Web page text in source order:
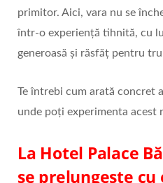
primitor. Aici, vara nu se
într-o experiență tihnită, cu
generoasă și răsfăț pentru
Te întrebi cum arată concret
unde poți experimenta acest
La Hotel Palace
se prelungește cu